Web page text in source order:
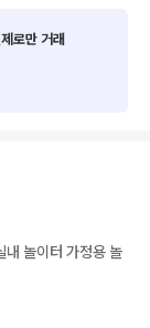
로만 거래
내 놀이터 가정용 놀